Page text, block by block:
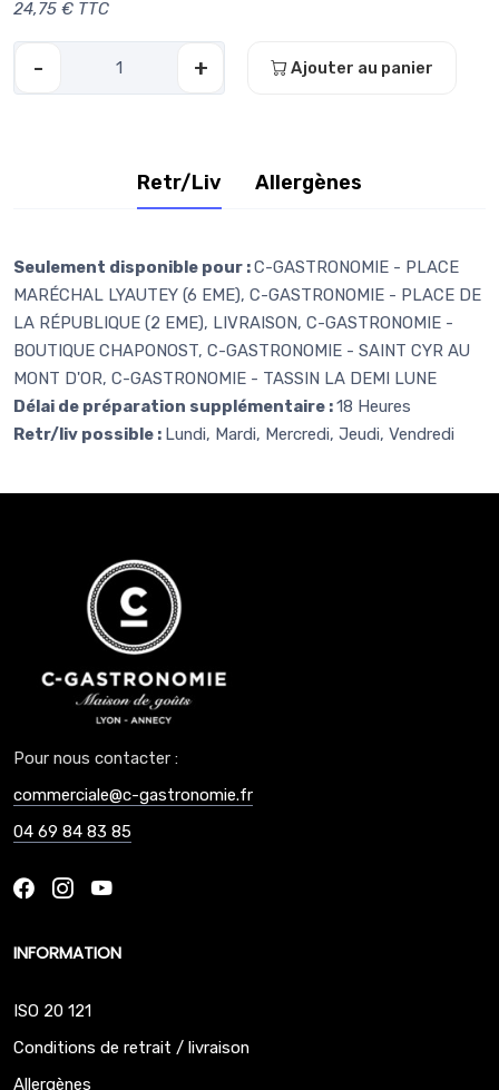
24,75 € TTC
- + Ajouter au panier
Retr/Liv Allergènes
Seulement disponible pour :C-GASTRONOMIE - PLACE
MARÉCHAL LYAUTEY (6 EME), C-GASTRONOMIE - PLACE DE
LA RÉPUBLIQUE (2 EME), LIVRAISON, C-GASTRONOMIE -
BOUTIQUE CHAPONOST, C-GASTRONOMIE - SAINT CYR AU
MONT D'OR, C-GASTRONOMIE - TASSIN LA DEMI LUNE
Délai de préparation supplémentaire :18 Heures
Retr/liv possible : Lundi, Mardi, Mercredi, Jeudi, Vendredi
Pour nous contacter :
commerciale@c-gastronomie.fr
04 69 84 83 85
INFORMATION
ISO 20 121
Conditions de retrait / livraison
Allergènes